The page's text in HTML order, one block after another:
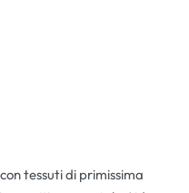
tessuti di primissima